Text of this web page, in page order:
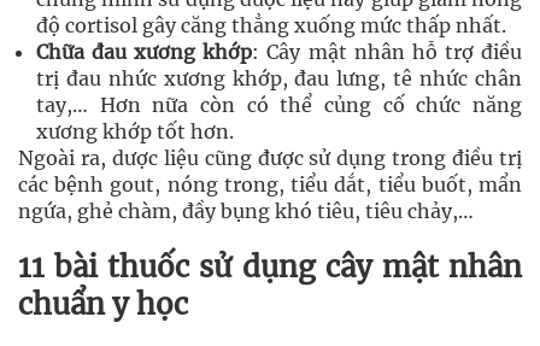
độ cortisol gây căng thẳng xuống mức thấp nhất.
Chữa đau xương khớp: Cây mật nhân hỗ trợ điều
trị đau nhức xương khớp, đau lưng, tê nhức chân
tay,… Hơn nữa còn có thể củng cố chức năng
xương khớp tốt hơn.
Ngoài ra, dược liệu cũng được sử dụng trong điều trị
các bệnh gout, nóng trong, tiểu dắt, tiểu buốt, mẩn
ngứa, ghẻ chàm, đầy bụng khó tiêu, tiêu chảy,…
11 bài thuốc sử dụng cây mật nhân
chuẩn y học